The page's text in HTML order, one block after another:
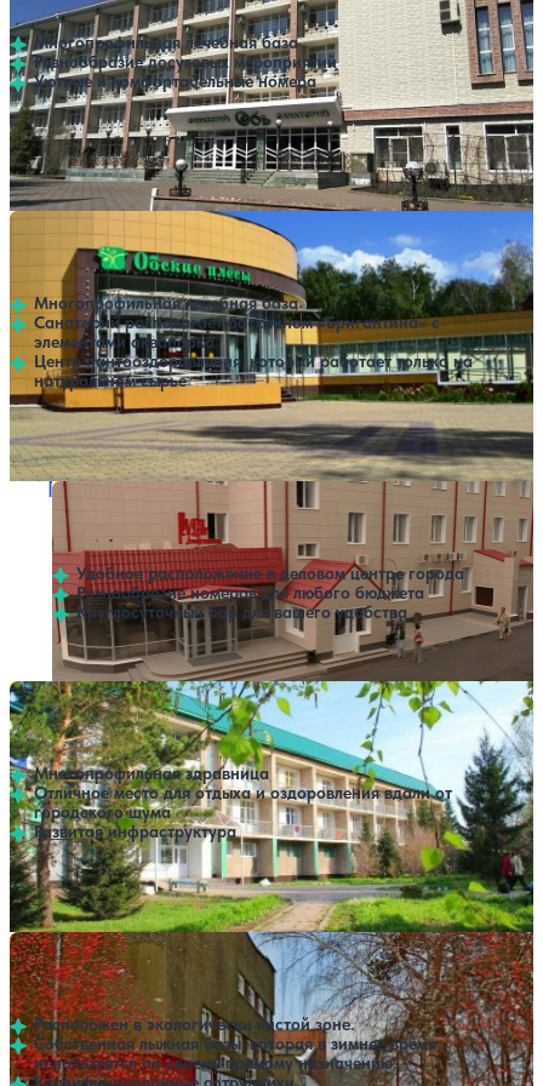
76 отзывов
Барнаул
Многопрофильная лечебная база
Разнообразие досуговых мероприятий
Уютные и комфортабельные номера
Профилей лечения:8 Крытый бассейн
SPA
Санаторий Обские плесы
121 отзыв
Барнаул
Многопрофильная лечебная база
Санаторий располагает бассейном «Бригантина» с
элементами аквапарка
Центр пантооздоровления, который работает только на
натуральном сырье
Профилей лечения:9 Крытый бассейн SPA
Нет цен или свободных мест на выбранные даты
Выбрать другой вариант
Гостиница Русь
4.3 23 отзыва
Барнаул
Удобное расположение в деловом центре города
Разнообразие номеров для любого бюджета
Круглосуточный бар для вашего удобства
Нет цен или свободных мест на выбранные даты
Выбрать другой вариант
Санаторий Лазурный
4.537 отзывов
Барнаул
Многопрофильная здравница
Отличное место для отдыха и оздоровления вдали от
городского шума
Развитая инфраструктура
Профилей лечения:5 Крытый бассейн SPA
Нет цен или свободных мест на выбранные даты
Выбрать другой вариант
Санаторий Станкостроитель
4.112 отзывов
Барнаул
Расположен в экологически чистой зоне.
Собственная лыжная базы, которая в зимнее время
используется по своему прямому назначению.
Нет цен или свободных мест на выбранные даты
Выбрать другой вариант